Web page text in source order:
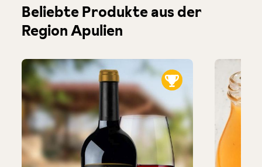
Produktgalerie überspringen
Beliebte Produkte aus der
Region Apulien